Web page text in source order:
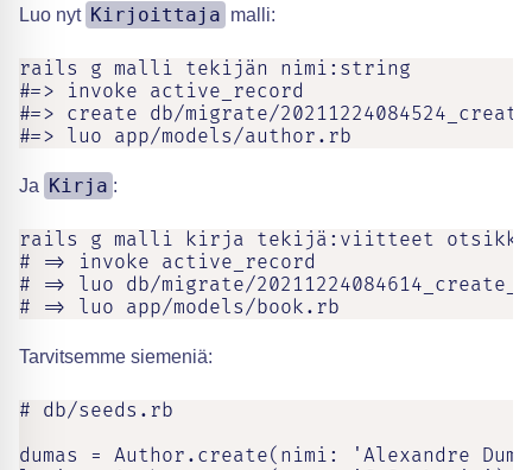
Luo nyt Kirjoittaja malli:
rails g malli tekijän nimi:string
#=> invoke active_record
#=> create db/migrate/
#=> luo app/models/author.rb
Ja Kirja :
rails g malli kirja tekijä:viitteet
# => invoke active_record
# => luo db/migrate/
# => luo app/models/book.rb
Tarvitsemme siemeniä:
# db/seeds.rb
dumas = Author.create(nimi: 'Alexandre